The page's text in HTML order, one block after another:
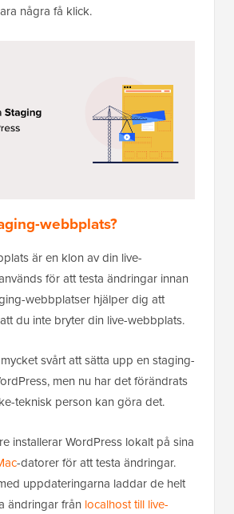
några få klick.
webbplats?
är en klon av din live-
för att testa ändringar innan
webbplatser hjälper dig att
du inte bryter din live-webbplats.
svårt att sätta upp en staging-
men nu har det förändrats
teknisk person kan göra det.
installerar WordPress lokalt på sina
-datorer för att testa ändringar.
uppdateringarna laddar de helt
ändringar från localhost till live-